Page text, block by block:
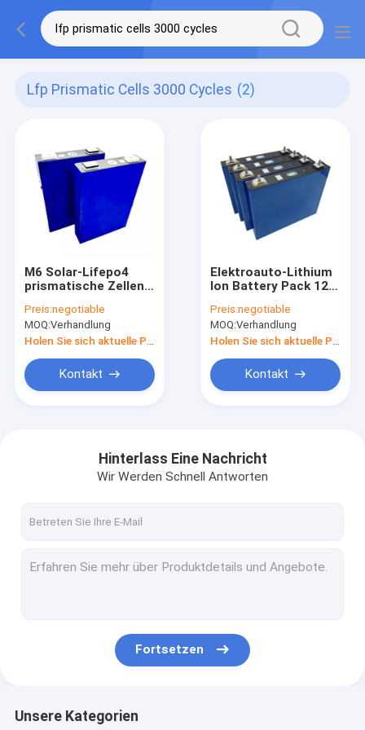
Lfp Prismatic Cells 3000 Cycles (2)
M6 Solar-Lifepo4
prismatische Zellen
3000 Zyklen
Preis:negotiable
MOQ:Verhandlung
Kontakt
Elektroauto-Lithium
Ion Battery Pack 12V
Lifepo4
Preis:negotiable
MOQ:Verhandlung
Kontakt
Hinterlass Eine Nachricht
Wir Werden Schnell Antworten
Fortsetzen
Unsere Kategorien